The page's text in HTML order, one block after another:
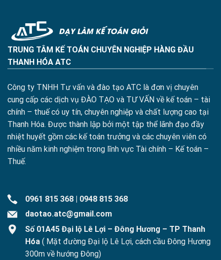
TRUNG TÂM KẾ TOÁN CHUYÊN NGHIỆP HÀNG ĐẦU
THANH HÓA ATC
Công ty TNHH Tư vấn và đào tạo ATC là đơn vị chuyên
cung cấp các dịch vụ ĐÀO TẠO và TƯ VẤN về kế toán – tài
chính – thuế có uy tín, chuyên nghiệp và chất lượng cao tại
Thanh Hóa. Được thành lập bởi một tập thể lãnh đạo đầy
nhiệt huyết gồm các kế toán trưởng và các chuyên viên có
nhiều năm kinh nghiệm trong lĩnh vực Tài chính – Kế toán –
Thuế.
0961 815 368
0948 815 368
daotao.atc@gmail.com
Số 01A45 Đại lộ Lê Lợi – Đông Hương – TP Thanh
Hóa ( Mặt đường Đại lộ Lê Lợi, cách cầu Đông Hương
300m về hướng Đông)